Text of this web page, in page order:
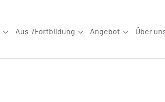
Submenu for "Wettkampfsport"
Aus-/Fortbildung
Submenu for "Aus-/
Angebot
Submenu
Über